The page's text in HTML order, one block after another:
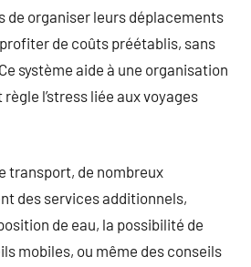
de organiser leurs déplacements
de coûts préétablis, sans
système aide à une organisation
l’stress liée aux voyages
transport, de nombreux
des services additionnels,
de eau, la possibilité de
mobiles, ou même des conseils